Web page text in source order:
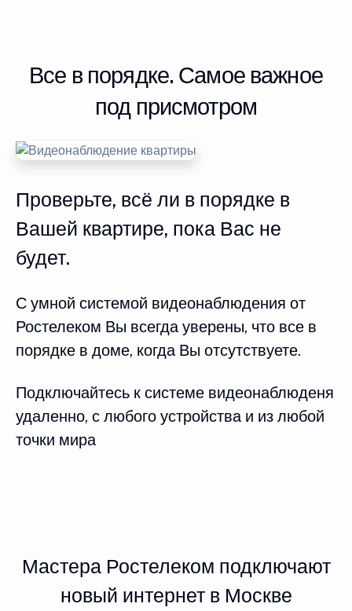
Все в порядке. Самое важное
под присмотром
Проверьте, всё ли в порядке в
Вашей квартире, пока Вас не
будет.
С умной системой видеонаблюдения от
Ростелеком Вы всегда уверены, что все в
порядке в доме, когда Вы отсутствуете.
Подключайтесь к системе видеонаблюденя
удаленно, с любого устройства и из любой
точки мира
Мастера Ростелеком подключают
новый интернет в Москве